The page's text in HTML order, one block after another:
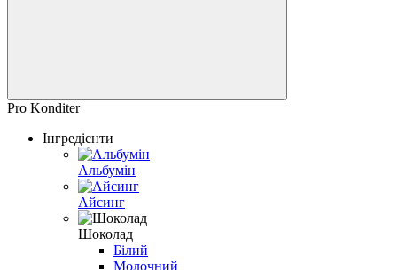
Pro Konditer
Інгредієнти
Альбумін
Айсинг
Шоколад
Білий
Молочний